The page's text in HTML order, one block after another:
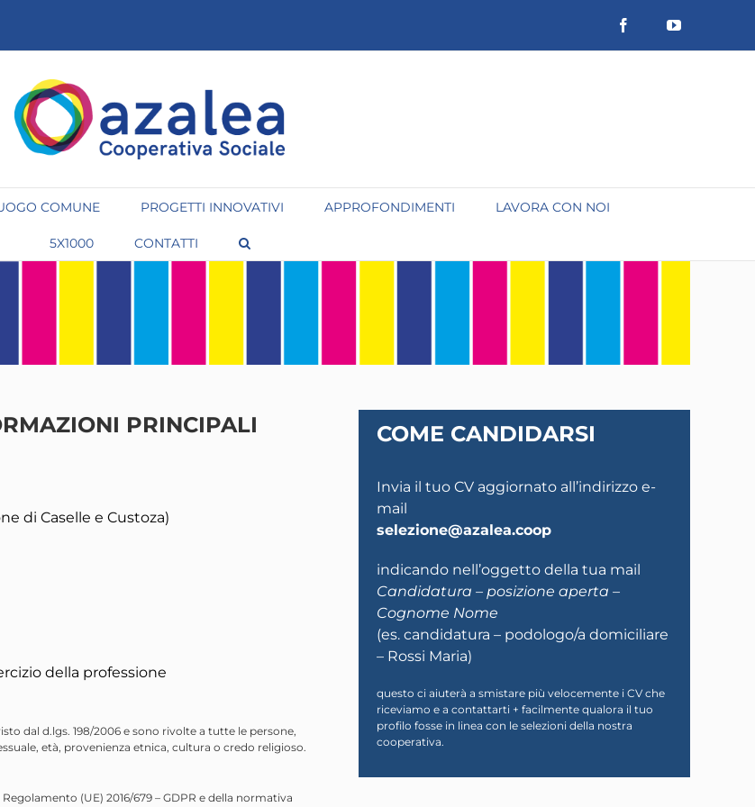
FacebookYouTube
COMUNE PROGETTI INNOVATIVI APPROFONDIMENTI LAVORA CON NOI
5X1000 CONTATTI
PRINCIPALI
di Caselle e Custoza)
della professione
dal d.lgs. 198/2006 e sono rivolte a tutte le persone,
età, provenienza etnica, cultura o credo religioso.
(UE) 2016/679 – GDPR e della normativa
COME CANDIDARSI
Invia il tuo CV aggiornato all’indirizzo e-
mail
selezione@azalea.coop
indicando nell’oggetto della tua mail
Candidatura – posizione aperta –
Cognome Nome
(es. candidatura – podologo/a domiciliare
– Rossi Maria)
questo ci aiuterà a smistare più velocemente i CV che
riceviamo e a contattarti + facilmente qualora il tuo
profilo fosse in linea con le selezioni della nostra
cooperativa.